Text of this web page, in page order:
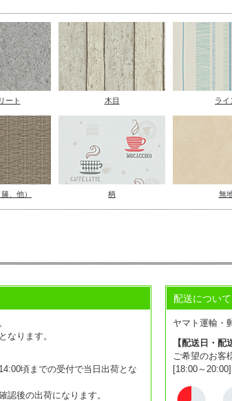
ート 木目 ライ
、他） 柄 無
なります。
頃までの受付で当日出荷とな
後の出荷になります。
配送について
ヤマト運輸・
【配送日・配
ご希望のお客
[18:00～